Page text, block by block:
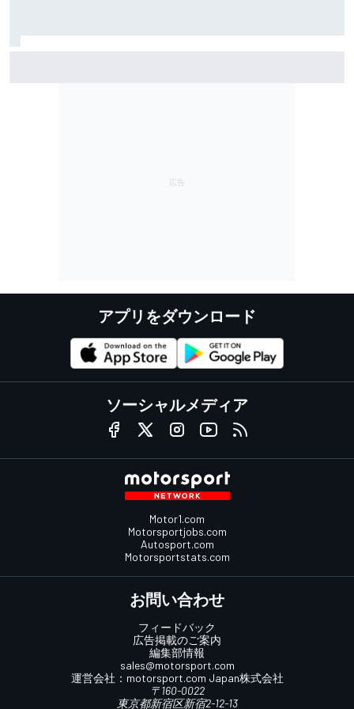
アプリをダウンロード
ソーシャルメディア
Motor1.com
Motorsportjobs.com
Autosport.com
Motorsportstats.com
お問い合わせ
フィードバック
広告掲載のご案内
編集部情報
sales@motorsport.com
運営会社： motorsport.com Japan株式会社
〒160-0022
東京都新宿区新宿2-12-13